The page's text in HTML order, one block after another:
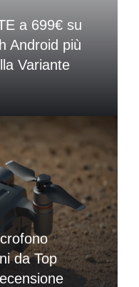
a 699€ su
Android più
Variante
da Top